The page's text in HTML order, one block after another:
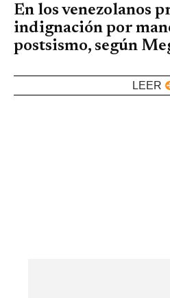
En los venezolanos
indignación por
postsismo, según
LEER